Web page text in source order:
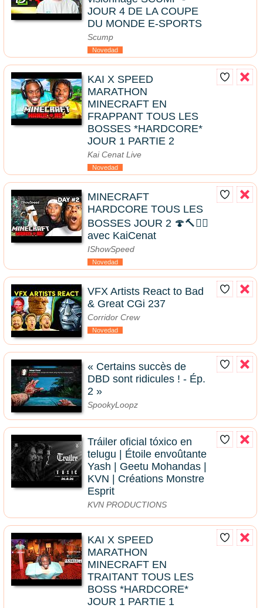
JOUR 4 DE LA COUPE
DU MONDE E-SPORTS
Scump
Novedad
KAI X SPEED
MARATHON
MINECRAFT EN
FRAPPANT TOUS LES
BOSSES *HARDCORE*
JOUR 1 PARTIE 2
Kai Cenat Live
Novedad
MINECRAFT
HARDCORE TOUS LES
BOSSES JOUR 2 🍄🔨🧟‍♂️
avec KaiCenat
IShowSpeed
Novedad
VFX Artists React to Bad
& Great CGi 237
Corridor Crew
Novedad
« Certains succès de
DBD sont ridicules ! - Ép.
2 »
SpookyLoopz
Tráiler oficial tóxico en
telugu | Étoile envoûtante
Yash | Geetu Mohandas |
KVN | Créations Monstre
Esprit
KVN PRODUCTIONS
KAI X SPEED
MARATHON
MINECRAFT EN
TRAITANT TOUS LES
BOSS *HARDCORE*
JOUR 1 PARTIE 1